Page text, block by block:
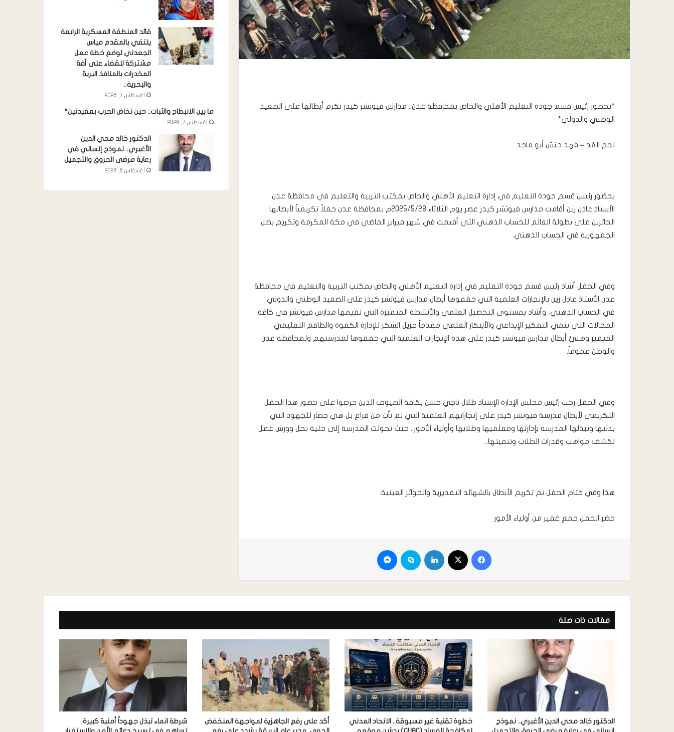
*بحضور رئيس قسم جودة التعليم الأهلي والخاص بمحافظة عدن.. مدارس فيوتشر كيدز تكرم أبطالها على الصعيد
الوطني والدولي*
لحج الغد – فهد حنش أبو ماجد
بحضور رئيس قسم جودة التعليم في إدارة التعليم الأهلي والخاص بمكتب التربية والتعليم في محافظة عدن
الأستاذ عادل زين أقامت مدارس فيوتشر كيدز عصر يوم الثلاثاء 2025/5/28م بمحافظة عدن حفلاً تكريمياً لأبطالها
الحائزين على بطولة العالم للحساب الذهني التي أقيمت في شهر فبراير الماضي في مكة المكرمة وتكريم بطل
الجمهورية في الحساب الذهني.
وفي الحفل أشاد رئيس قسم جودة التعليم في إدارة التعليم الأهلي والخاص بمكتب التربية والتعليم في محافظة
عدن الأستاذ عادل زين بالإنجازات العلمية التي حققوها أبطال مدارس فيوتشر كيدز على الصعيد الوطني والدولي
في الحساب الذهني، وأشاد بمستوى التحصيل العلمي والأنشطة المتميزة التي تقيمها مدارس فيوتشر في كافة
المجالات التي تنمي التفكير الإبداعي والأبتكار العلمي مقدماً جزيل الشكر للإدارة الكفوة والطاقم التعليمي
المتميز وهنئ أبطال مدارس فيوتشر كيدز على هذه الإنجازات العلمية التي حققوها لمدرستهم ولمحافظة عدن
والوطن عموماً.
وفي الحفل رحب رئيس مجلس الإدارة الإستاذ طلال ناجي حسن بكافة الضيوف الذين حرصوا على حضور هذا الحفل
التكريمي لأبطال مدرسة فيوتشر كيدز على إنجازاتهم العلمية التي لم تأت من فراغ بل هي حصار للجهود التي
بذلتها وتبذلها المدرسة بإدارتها ومعلميها وطلابها وأولياء الأمور.. حيث تحولت المدرسة إلى خلية نحل وورش عمل
لكشف مواهب وقدرات الطلاب وتنميتها..
هذا وفي ختام الحفل تم تكريم الأبطال بالشهائد التقديرية والجوائز العينية.
حضر الحفل جمع غفير من أولياء الأمور
قائد المنطقة العسكرية الرابعة
يلتقي بالمقدم مياس
الجعدني لوضع خطة عمل
مشتركة للقضاء على أفة
المخدرات بالمنافذ البرية
والبحرية..
أغسطس 7, 2026
ما بين الانبطاح والثبات.. حين تخاض الحرب بعقيدتين*
أغسطس 7, 2026
الدكتور خالد محي الدين
الأغبري.. نموذج إنساني في
رعاية مرضى الحروق والتجميل
أغسطس 6, 2026
مقالات ذات صلة
الدكتور خالد محي الدين الأغبري.. نموذج
خطوة تقنية غير مسبوقة.. الاتحاد المدني
أكد على رفع الجاهزية لمواجهة المنخفض
شرطة انماء تبذل جهوداً أمنية كبيرة